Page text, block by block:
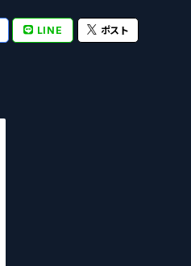
LINE ポスト